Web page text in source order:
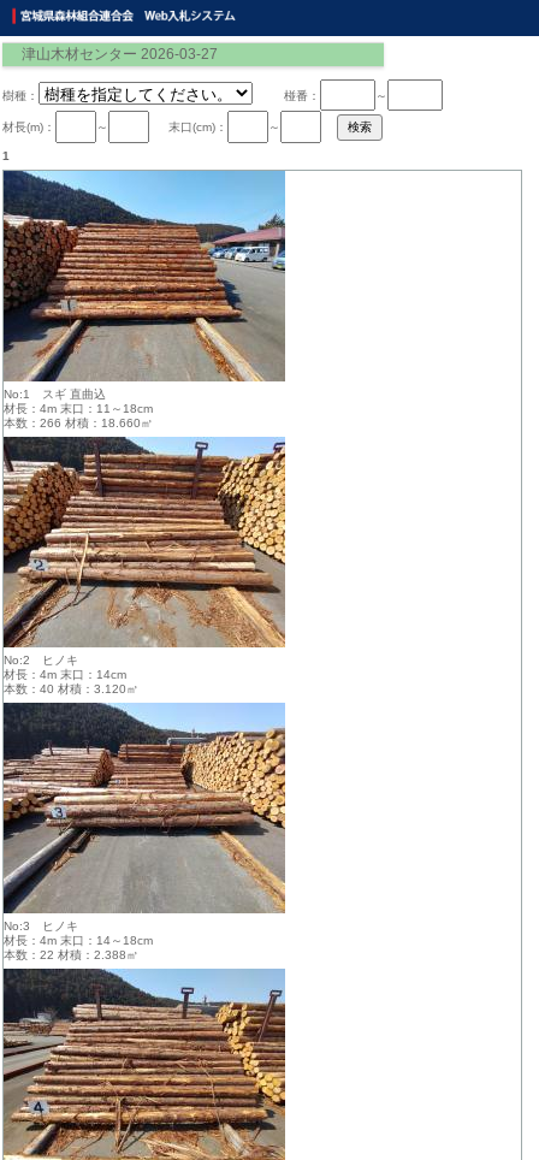
津山木材センター 2026-03-27
樹種： 椪番： ～
材長(m)： ～ 末口(cm)： ～
1
No:1 スギ 直曲込
材長：4m 末口：11～18cm
本数：266 材積：18.660㎥
No:2 ヒノキ
材長：4m 末口：14cm
本数：40 材積：3.120㎥
No:3 ヒノキ
材長：4m 末口：14～18cm
本数：22 材積：2.388㎥